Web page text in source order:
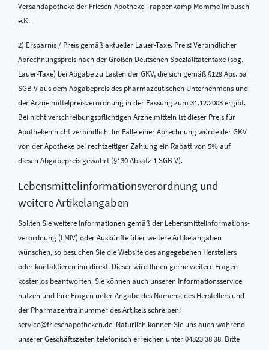
Versandapotheke der Friesen-Apotheke Trappenkamp Momme Imbusch
e.K.
2) Ersparnis / Preis gemäß aktueller Lauer-Taxe. Preis: Verbindlicher
Abrechnungspreis nach der Großen Deutschen Spezialitätentaxe (sog.
Lauer-Taxe) bei Abgabe zu Lasten der GKV, die sich gemäß §129 Abs. 5a
SGB V aus dem Abgabepreis des pharmazeutischen Unternehmens und
der Arzneimittelpreisverordnung in der Fassung zum 31.12.2003 ergibt.
Bei nicht verschreibungspflichtigen Arzneimitteln ist dieser Preis für
Apotheken nicht verbindlich. Im Falle einer Abrechnung würde der GKV
von der Apotheke bei rechtzeitiger Zahlung ein Rabatt von 5% auf
diesen Abgabepreis gewährt (§130 Absatz 1 SGB V).
Lebensmittel­informations­verordnung und
weitere Artikelangaben
Sollten Sie weitere Informationen gemäß der Lebensmittel­informations­
verordnung (LMIV) oder Auskünfte über weitere Artikelangaben
wünschen, so besuchen Sie die Website des angegebenen Herstellers
oder kontaktieren ihn direkt. Dieser wird Ihnen gerne weitere Fragen
kostenlos beantworten. Sie können auch unseren Informationsservice
nutzen und Ihre Fragen unter Angabe des Namens, des Herstellers und
der Pharmazentralnummer des Artikels schreiben:
service@friesenapotheken.de. Natürlich können Sie uns auch während
unserer Geschäftszeiten telefonisch erreichen unter 04323 38 38. Bitte